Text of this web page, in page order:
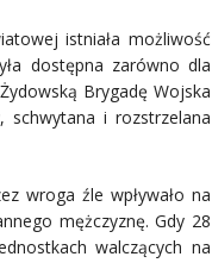
istniała możliwość
dostępna zarówno dla
Brygadę Wojska
schwytana i rozstrzelana
wroga źle wpływało na
mężczyznę. Gdy 28
walczących na